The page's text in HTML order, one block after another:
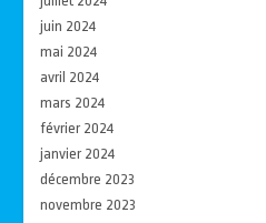
juin 2024
mai 2024
avril 2024
mars 2024
février 2024
janvier 2024
décembre 2023
novembre 2023